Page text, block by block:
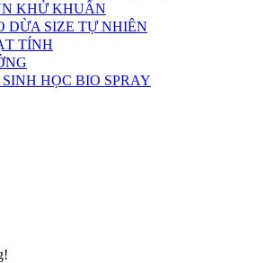
KHỬ KHUẨN
DỪA SIZE TỰ NHIÊN
TÍNH
HỌC BIO SPRAY